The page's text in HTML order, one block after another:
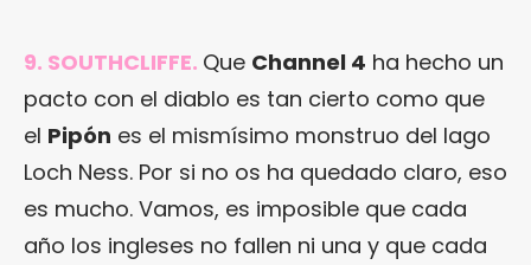
9. SOUTHCLIFFE. Que Channel 4 ha hecho un
pacto con el diablo es tan cierto como que
el Pipón es el mismísimo monstruo del lago
Loch Ness. Por si no os ha quedado claro, eso
es mucho. Vamos, es imposible que cada
año los ingleses no fallen ni una y que cada